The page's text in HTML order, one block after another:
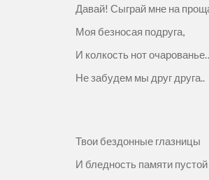
Давай! Сыграй мне на
Моя безносая подруга,
И колкость нот
Не забудем мы друг друга..
Твои бездонные глазницы
И бледность памяти пустой